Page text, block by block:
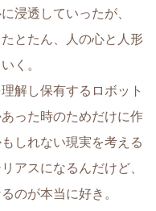
浸透していったが、
とたん、人の心と人形
く。
解し保有するロボット
った時のためだけに作
しれない現実を考える
アスになるんだけど、
のが本当に好き。